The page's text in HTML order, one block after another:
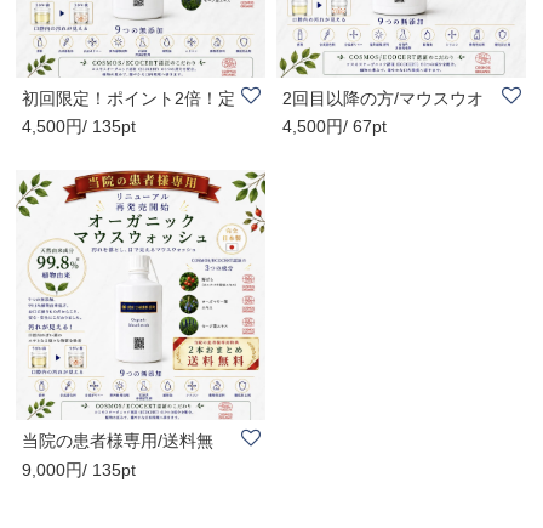
初回限定！ポイント2倍！定
期購入は特別..
4,500円/ 135pt
2回目以降の方/マウスウオ
ッシュ/完全日..
4,500円/ 67pt
当院の患者様専用/送料無
料！/２本おまと..
9,000円/ 135pt